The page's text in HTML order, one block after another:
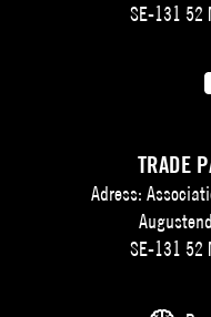
SE-131 52
TRADE
Adress:
SE-131 52